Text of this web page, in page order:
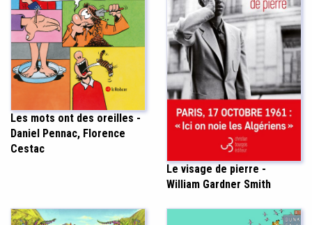
Les mots ont des oreilles -
Daniel Pennac, Florence
Cestac
Le visage de pierre -
William Gardner Smith